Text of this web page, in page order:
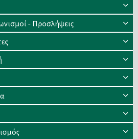
- Προσλήψεις